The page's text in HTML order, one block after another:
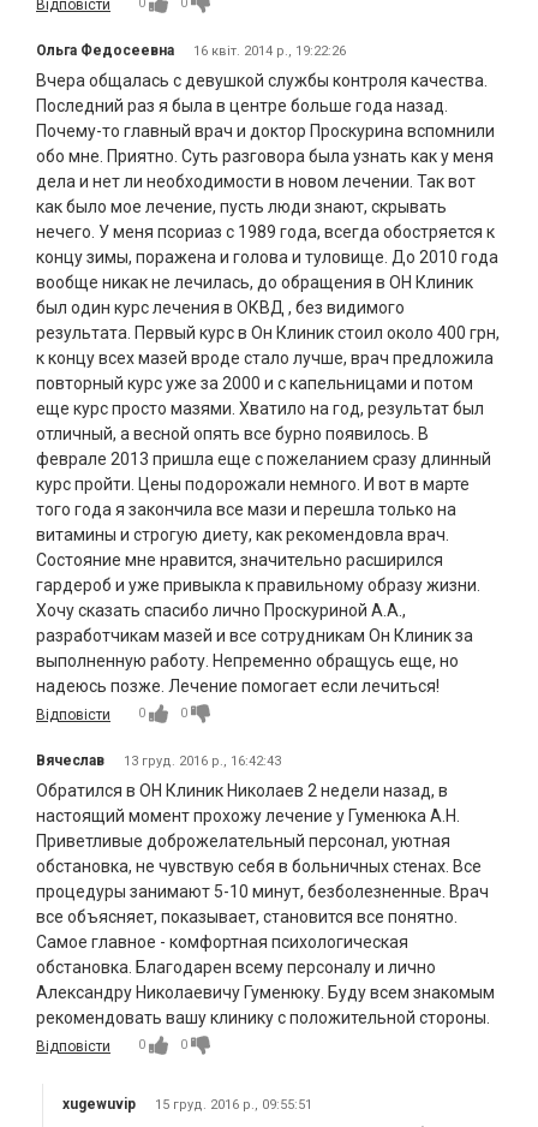
Відповісти 0 0
Ольга Федосеевна 16 квіт. 2014 р., 19:22:26
Вчера общалась с девушкой службы контроля качества.
Последний раз я была в центре больше года назад.
Почему-то главный врач и доктор Проскурина вспомнили
обо мне. Приятно. Суть разговора была узнать как у меня
дела и нет ли необходимости в новом лечении. Так вот
как было мое лечение, пусть люди знают, скрывать
нечего. У меня псориаз с 1989 года, всегда обостряется к
концу зимы, поражена и голова и туловище. До 2010 года
вообще никак не лечилась, до обращения в ОН Клиник
был один курс лечения в ОКВД , без видимого
результата. Первый курс в Он Клиник стоил около 400 грн,
к концу всех мазей вроде стало лучше, врач предложила
повторный курс уже за 2000 и с капельницами и потом
еще курс просто мазями. Хватило на год, результат был
отличный, а весной опять все бурно появилось. В
феврале 2013 пришла еще с пожеланием сразу длинный
курс пройти. Цены подорожали немного. И вот в марте
того года я закончила все мази и перешла только на
витамины и строгую диету, как рекомендовла врач.
Состояние мне нравится, значительно расширился
гардероб и уже привыкла к правильному образу жизни.
Хочу сказать спасибо лично Проскуриной А.А.,
разработчикам мазей и все сотрудникам Он Клиник за
выполненную работу. Непременно обращусь еще, но
надеюсь позже. Лечение помогает если лечиться!
Відповісти 0 0
Вячеслав 13 груд. 2016 р., 16:42:43
Обратился в ОН Клиник Николаев 2 недели назад, в
настоящий момент прохожу лечение у Гуменюка А.Н.
Приветливые доброжелательный персонал, уютная
обстановка, не чувствую себя в больничных стенах. Все
процедуры занимают 5-10 минут, безболезненные. Врач
все объясняет, показывает, становится все понятно.
Самое главное - комфортная психологическая
обстановка. Благодарен всему персоналу и лично
Александру Николаевичу Гуменюку. Буду всем знакомым
рекомендовать вашу клинику с положительной стороны.
Відповісти 0 0
xugewuvip 15 груд. 2016 р., 09:55:51